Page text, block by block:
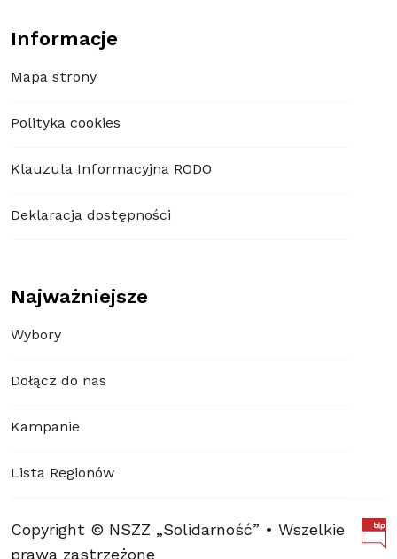
Informacje
Mapa strony
Polityka cookies
Klauzula Informacyjna RODO
Deklaracja dostępności
Najważniejsze
Wybory
Dołącz do nas
Kampanie
Lista Regionów
Copyright © NSZZ „Solidarność” • Wszelkie
prawa zastrzeżone